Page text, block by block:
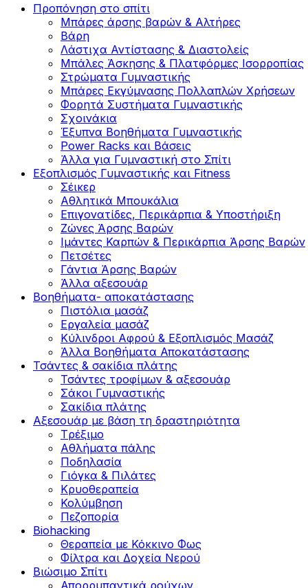
Προπόνηση στο σπίτι
Μπάρες άρσης βαρών & Αλτήρες
Βάρη
Λάστιχα Αντίστασης & Διαστολείς
Μπάλες Άσκησης & Πλατφόρμες Ισορροπίας
Στρώματα Γυμναστικής
Μπάρες Εκγύμνασης Πολλαπλών Χρήσεων
Φορητά Συστήματα Γυμναστικής
Σχοινάκια
Έξυπνα Βοηθήματα Γυμναστικής
Power Racks και Βάσεις
Άλλα για Γυμναστική στο Σπίτι
Εξοπλισμός Γυμναστικής και Fitness
Σέικερ
Αθλητικά Μπουκάλια
Επιγονατίδες, Περικάρπια & Υποστήριξη
Ζώνες Άρσης Βαρών
Ιμάντες Καρπών & Περικάρπια Άρσης Βαρών
Πετσέτες
Γάντια Άρσης Βαρών
Άλλα αξεσουάρ
Βοηθήματα- αποκατάστασης
Πιστόλια μασάζ
Εργαλεία μασάζ
Κύλινδροι Αφρού & Εξοπλισμός Μασάζ
Άλλα Βοηθήματα Αποκατάστασης
Τσάντες & σακίδια πλάτης
Τσάντες τροφίμων & αξεσουάρ
Σάκοι Γυμναστικής
Σακίδια πλάτης
Αξεσουάρ με βάση τη δραστηριότητα
Tρέξιμο
Αθλήματα πάλης
Ποδηλασία
Γιόγκα & Πιλάτες
Κρυοθεραπεία
Κολύμβηση
Πεζοπορία
Biohacking
Θεραπεία με Κόκκινο Φως
Φίλτρα και Δοχεία Νερού
Βιώσιμο Σπίτι
Απορρυπαντικά ρούχων